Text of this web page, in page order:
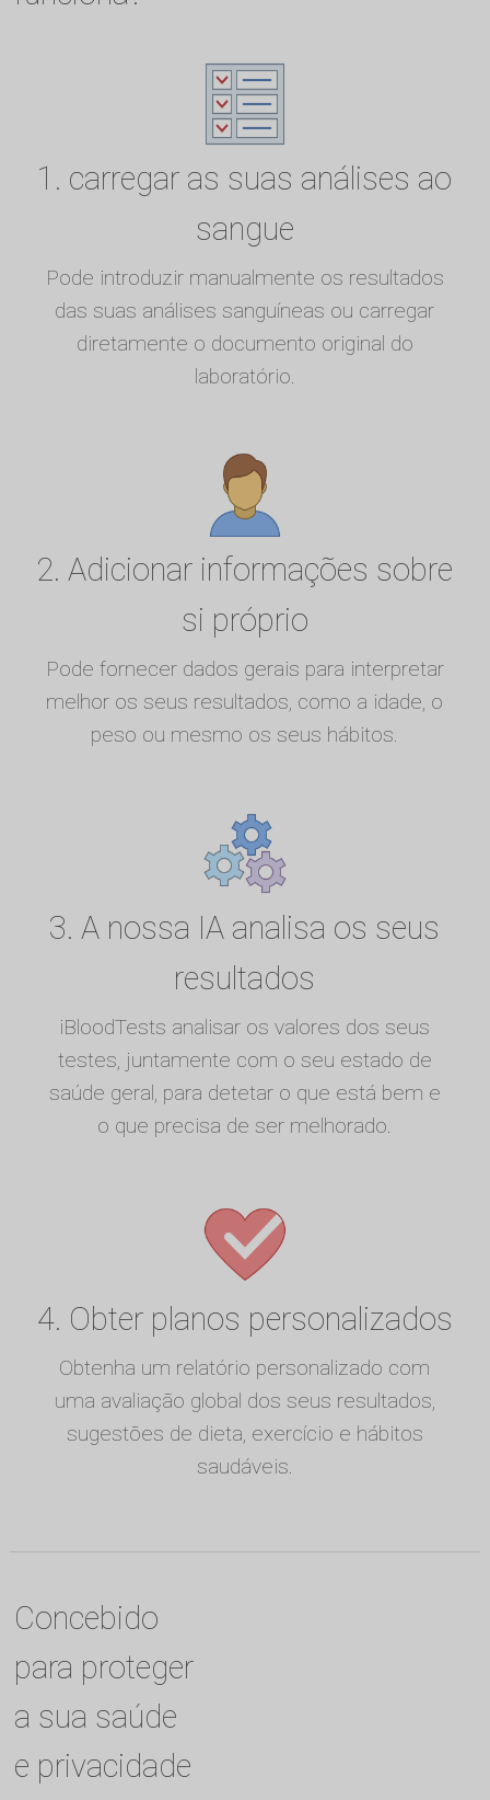
1. carregar as suas análises ao
sangue
Pode introduzir manualmente os resultados
das suas análises sanguíneas ou carregar
diretamente o documento original do
laboratório.
2. Adicionar informações sobre
si próprio
Pode fornecer dados gerais para interpretar
melhor os seus resultados, como a idade, o
peso ou mesmo os seus hábitos.
3. A nossa IA analisa os seus
resultados
iBloodTests analisar os valores dos seus
testes, juntamente com o seu estado de
saúde geral, para detetar o que está bem e
o que precisa de ser melhorado.
4. Obter planos personalizados
Obtenha um relatório personalizado com
uma avaliação global dos seus resultados,
sugestões de dieta, exercício e hábitos
saudáveis.
Concebido
para proteger
a sua saúde
e privacidade